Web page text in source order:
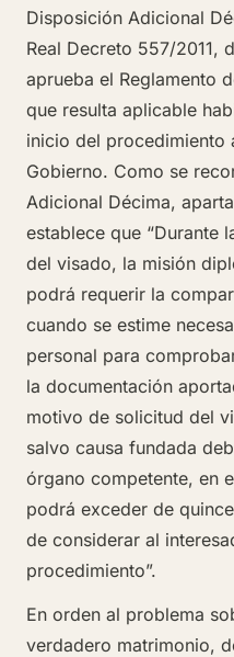
Disposición Adicional
Real Decreto 557/2011,
aprueba el Reglamento
que resulta aplicable
inicio del procedimiento
Gobierno. Como se
Adicional Décima,
establece que “Durante
del visado, la misión
podrá requerir la
cuando se estime
personal para
la documentación
motivo de solicitud del
salvo causa fundada
órgano competente, en
podrá exceder de
de considerar al
procedimiento”.
En orden al problema
verdadero matrimonio,